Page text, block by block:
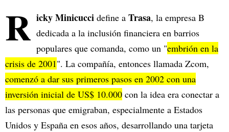
R icky Minicucci define a Trasa, la empresa B
dedicada a la inclusión financiera en barrios
populares que comanda, como un "embrión en la
crisis de 2001". La compañía, entonces llamada Zcom,
comenzó a dar sus primeros pasos en 2002 con una
inversión inicial de US$ 10.000 con la idea era conectar a
las personas que emigraban, especialmente a Estados
Unidos y España en esos años, desarrollando una tarjeta